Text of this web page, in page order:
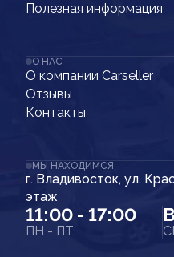
Полезная информация
О НАС
О компании Carseller
Отзывы
Контакты
МЫ НАХОДИМСЯ
г. Владивосток, ул.
этаж
11:00 - 17:00
ПН - ПТ